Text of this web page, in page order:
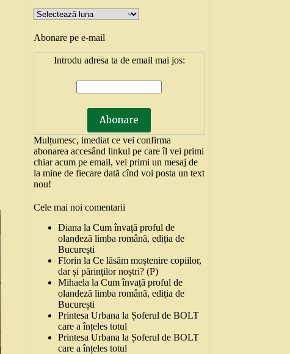
Arhivă
blog
Abonare pe e-mail
Introdu adresa ta de email mai jos:
Mulțumesc, imediat ce vei confirma
abonarea accesând linkul pe care îl vei primi
chiar acum pe email, vei primi un mesaj de
la mine de fiecare dată cînd voi posta un text
nou!
Cele mai noi comentarii
Diana laCum învață proful de
olandeză limba română, ediția de
București
Florin laCe lăsăm moștenire copiilor,
dar și părinților noștri? (P)
Mihaela laCum învață proful de
olandeză limba română, ediția de
București
Printesa Urbana la Șoferul de BOLT
care a înțeles totul
Printesa Urbana la Șoferul de BOLT
care a înțeles totul